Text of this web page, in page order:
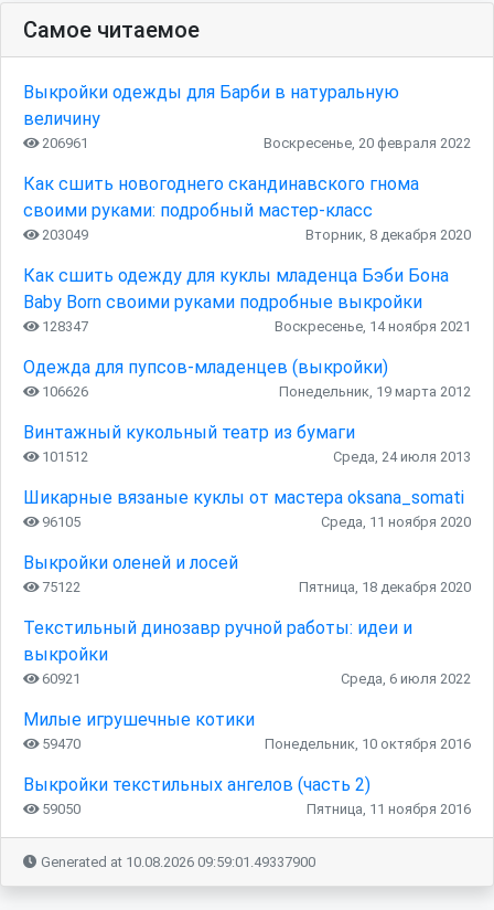
Самое читаемое
Выкройки одежды для Барби в натуральную
величину
206961 Воскресенье, 20 февраля 2022
Как сшить новогоднего скандинавского гнома
своими руками: подробный мастер-класс
203049 Вторник, 8 декабря 2020
Как сшить одежду для куклы младенца Бэби Бона
Baby Born своими руками подробные выкройки
128347 Воскресенье, 14 ноября 2021
Одежда для пупсов-младенцев (выкройки)
106626 Понедельник, 19 марта 2012
Винтажный кукольный театр из бумаги
101512 Среда, 24 июля 2013
Шикарные вязаные куклы от мастера oksana_somati
96105 Среда, 11 ноября 2020
Выкройки оленей и лосей
75122 Пятница, 18 декабря 2020
Текстильный динозавр ручной работы: идеи и
выкройки
60921 Среда, 6 июля 2022
Милые игрушечные котики
59470 Понедельник, 10 октября 2016
Выкройки текстильных ангелов (часть 2)
59050 Пятница, 11 ноября 2016
Generated at 10.08.2026 09:59:01.49337900